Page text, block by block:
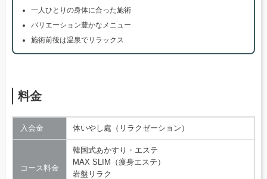
一人ひとりの身体に合った施術
バリエーション豊かなメニュー
施術前後は温泉でリラックス
料金
入会金 体いやし處（リラクゼーション）
コース料金
韓国式あかすり・エステ
MAX SLIM（痩身エステ）
岩盤リラク